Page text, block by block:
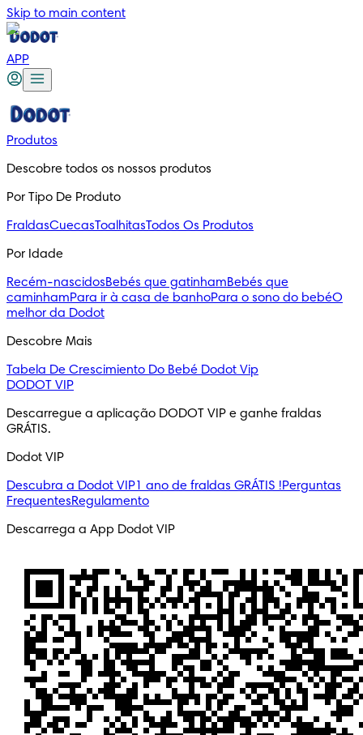
Skip to main content
APP
Produtos
Descobre todos os nossos produtos
Por Tipo De Produto
FraldasCuecasToalhitasTodos Os Produtos
Por Idade
Recém-nascidosBebés que gatinhamBebés que
caminhamPara ir à casa de banhoPara o sono do bebéO
melhor da Dodot
Descobre Mais
Tabela De Crescimiento Do Bebé Dodot Vip
DODOT VIP
Descarregue a aplicação DODOT VIP e ganhe fraldas
GRÁTIS.
Dodot VIP
Descubra a Dodot VIP1 ano de fraldas GRÁTIS !Perguntas
FrequentesRegulamento
Descarrega a App Dodot VIP